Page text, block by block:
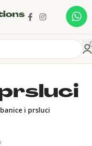
i prsluci